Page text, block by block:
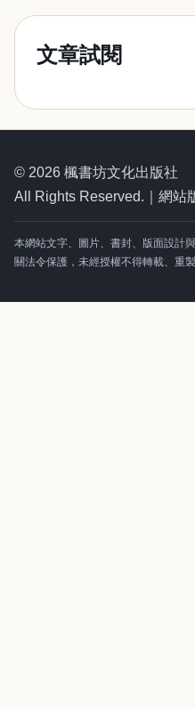
文章試閱
© 2026 楓書坊文化出版社
All Rights Reserved.｜網站
本網站文字、圖片、書封、版面設計
關法令保護，未經授權不得轉載、重